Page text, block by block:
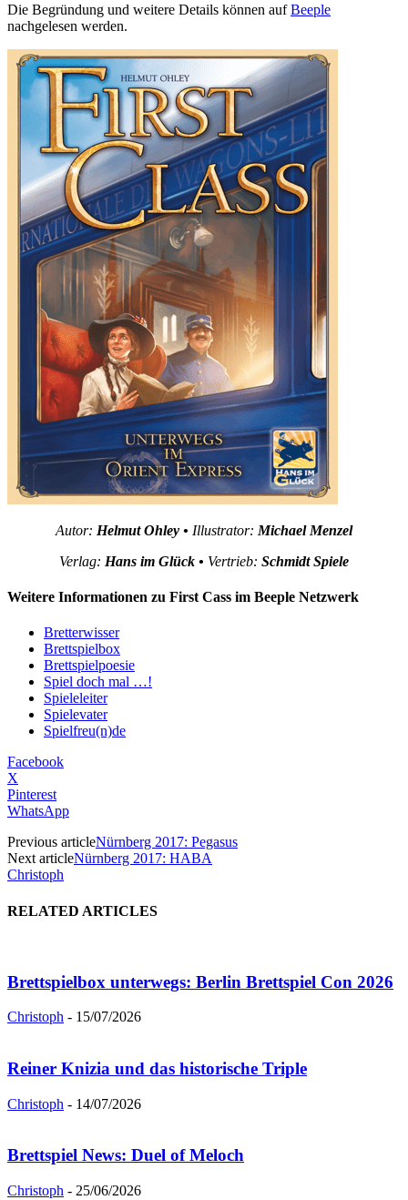
Die Begründung und weitere Details können aufBeeple
nachgelesen werden.
Autor: Helmut Ohley • Illustrator: Michael Menzel
Verlag: Hans im Glück • Vertrieb: Schmidt Spiele
Weitere Informationen zu First Cass im Beeple Netzwerk
Bretterwisser
Brettspielbox
Brettspielpoesie
Spiel doch mal …!
Spieleleiter
Spielevater
Spielfreu(n)de
Facebook
X
Pinterest
WhatsApp
Previous articleNürnberg 2017: Pegasus
Next articleNürnberg 2017: HABA
Christoph
RELATED ARTICLES
Brettspielbox unterwegs: Berlin Brettspiel Con 2026
Christoph - 15/07/2026
Reiner Knizia und das historische Triple
Christoph - 14/07/2026
Brettspiel News: Duel of Meloch
Christoph - 25/06/2026